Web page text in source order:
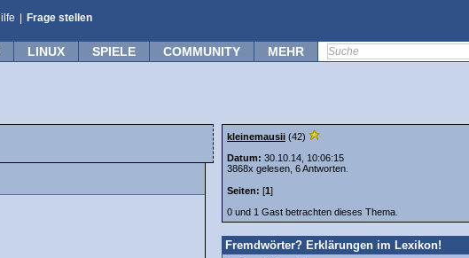
Frage stellen
LINUX SPIELE COMMUNITY MEHR
kleinemausii (42)
Datum: 30.10.14, 10:06:15
3868x gelesen, 6 Antworten.
Seiten: [1]
0 und 1 Gast betrachten dieses Thema.
Fremdwörter? Erklärungen im Lexikon!